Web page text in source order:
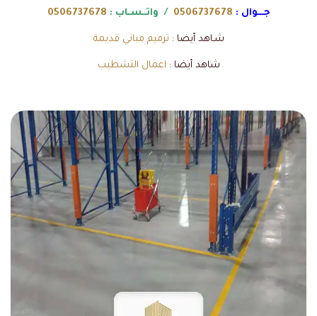
جـــوال : 0506737678 / واتــسـاب : 0506737678
شـاهد أيضا : ترميم مباني قديمة
شاهد أيضا : اعمال التشطيب